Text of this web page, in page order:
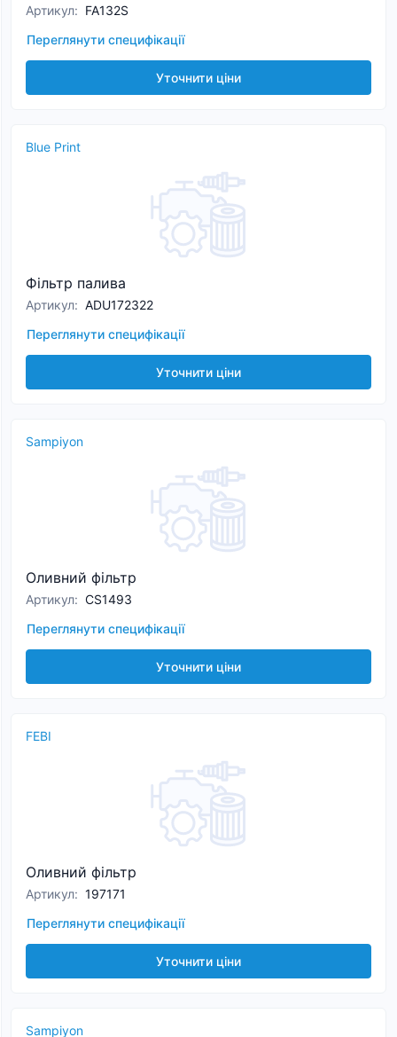
Артикул: FA132S
Переглянути специфікації
Уточнити ціни
Blue Print
Фільтр палива
Артикул: ADU172322
Переглянути специфікації
Уточнити ціни
Sampiyon
Оливний фільтр
Артикул: CS1493
Переглянути специфікації
Уточнити ціни
FEBI
Оливний фільтр
Артикул: 197171
Переглянути специфікації
Уточнити ціни
Sampiyon